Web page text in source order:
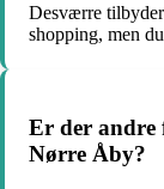
Desværre
shopping, men
Er der andre
Nørre Åby?